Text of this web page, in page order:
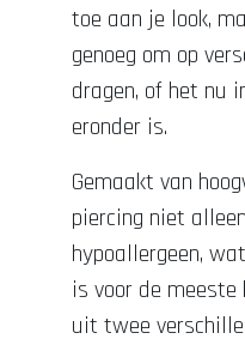
toe aan je look,
genoeg om op
dragen, of het nu
eronder is.
Gemaakt van
piercing niet
hypoallergeen,
is voor de
uit twee